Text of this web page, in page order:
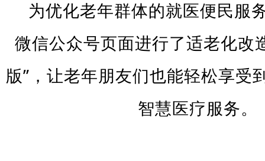
为优化老年群体的就医便民服
微信公众号页面进行了适老化改
版”，让老年朋友们也能轻松享受
智慧医疗服务。